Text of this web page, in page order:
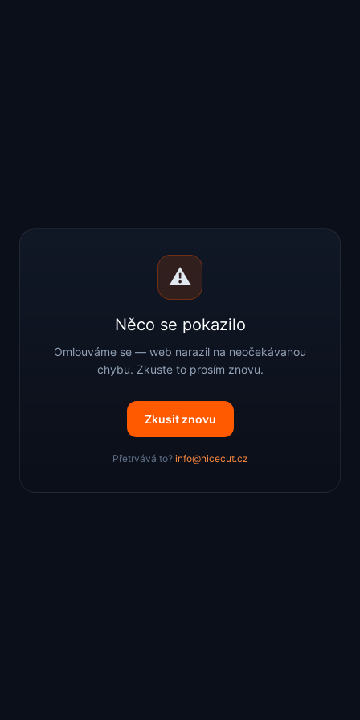
⚠️
Něco se pokazilo
Omlouváme se — web narazil na neočekávanou
chybu. Zkuste to prosím znovu.
Zkusit znovu
Přetrvává to? info@nicecut.cz